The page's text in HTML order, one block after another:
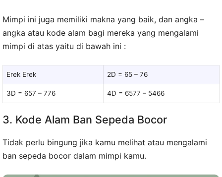
Mimpi ini juga memiliki makna yang baik, dan angka –
angka atau kode alam bagi mereka yang mengalami
mimpi di atas yaitu di bawah ini :
Erek Erek 2D = 65 – 76
3D = 657 – 776 4D = 6577 – 5466
3. Kode Alam Ban Sepeda Bocor
Tidak perlu bingung jika kamu melihat atau mengalami
ban sepeda bocor dalam mimpi kamu.